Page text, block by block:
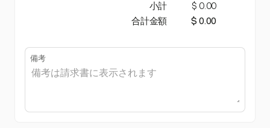
小計
$ 0.00
合計金額
$ 0.00
備考